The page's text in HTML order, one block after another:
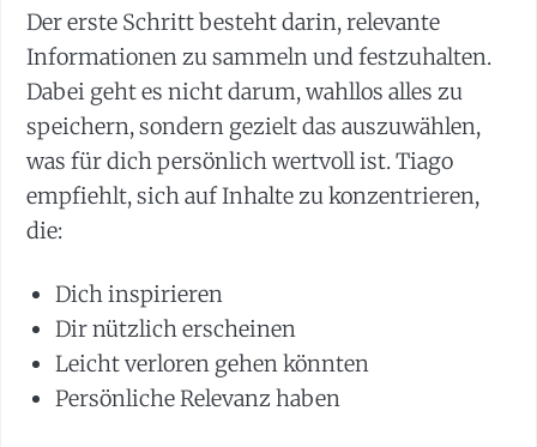
Der erste Schritt besteht darin, relevante
Informationen zu sammeln und festzuhalten.
Dabei geht es nicht darum, wahllos alles zu
speichern, sondern gezielt das auszuwählen,
was für dich persönlich wertvoll ist. Tiago
empfiehlt, sich auf Inhalte zu konzentrieren,
die:
Dich inspirieren
Dir nützlich erscheinen
Leicht verloren gehen könnten
Persönliche Relevanz haben